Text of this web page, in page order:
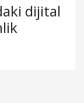
dijital